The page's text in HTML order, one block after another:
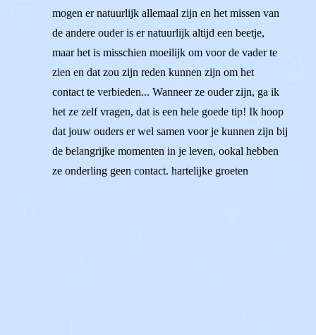
mogen er natuurlijk allemaal zijn en het missen van
de andere ouder is er natuurlijk altijd een beetje,
maar het is misschien moeilijk om voor de vader te
zien en dat zou zijn reden kunnen zijn om het
contact te verbieden... Wanneer ze ouder zijn, ga ik
het ze zelf vragen, dat is een hele goede tip! Ik hoop
dat jouw ouders er wel samen voor je kunnen zijn bij
de belangrijke momenten in je leven, ookal hebben
ze onderling geen contact. hartelijke groeten